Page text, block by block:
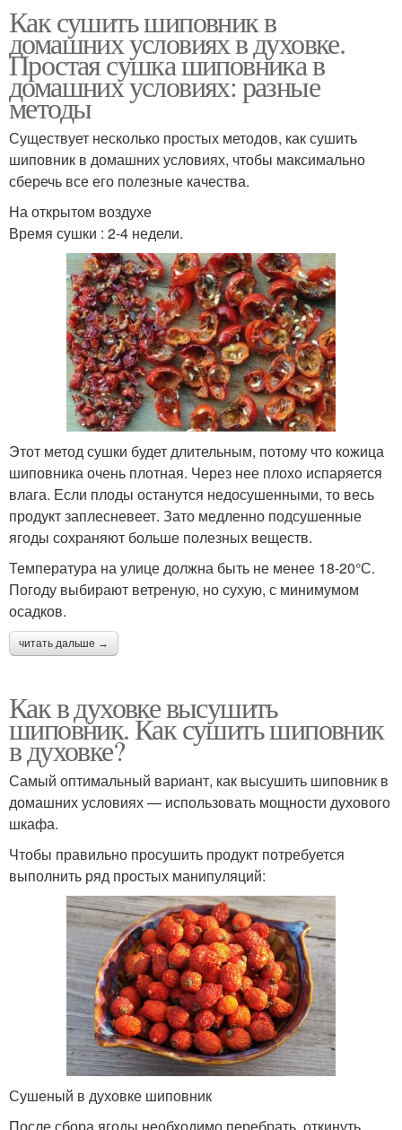
Как сушить шиповник в
домашних условиях в духовке.
Простая сушка шиповника в
домашних условиях: разные
методы
Существует несколько простых методов, как сушить
шиповник в домашних условиях, чтобы максимально
сберечь все его полезные качества.
На открытом воздухе
Время сушки : 2-4 недели.
Этот метод сушки будет длительным, потому что кожица
шиповника очень плотная. Через нее плохо испаряется
влага. Если плоды останутся недосушенными, то весь
продукт заплесневеет. Зато медленно подсушенные
ягоды сохраняют больше полезных веществ.
Температура на улице должна быть не менее 18-20°С.
Погоду выбирают ветреную, но сухую, с минимумом
осадков.
читать дальше →
Как в духовке высушить
шиповник. Как сушить шиповник
в духовке?
Самый оптимальный вариант, как высушить шиповник в
домашних условиях — использовать мощности духового
шкафа.
Чтобы правильно просушить продукт потребуется
выполнить ряд простых манипуляций:
Сушеный в духовке шиповник
После сбора ягоды необходимо перебрать, откинуть